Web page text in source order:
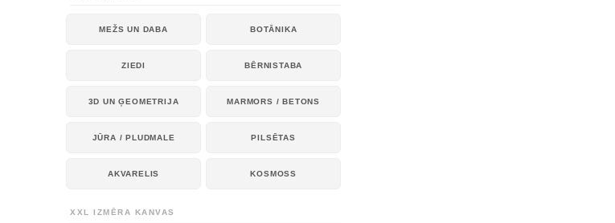
MEŽS UN DABA BOTĀNIKA
ZIEDI BĒRNISTABA
3D UN ĢEOMETRIJA MARMORS / BETONS
JŪRA / PLUDMALE PILSĒTAS
AKVARELIS KOSMOSS
XXL IZMĒRA KANVAS